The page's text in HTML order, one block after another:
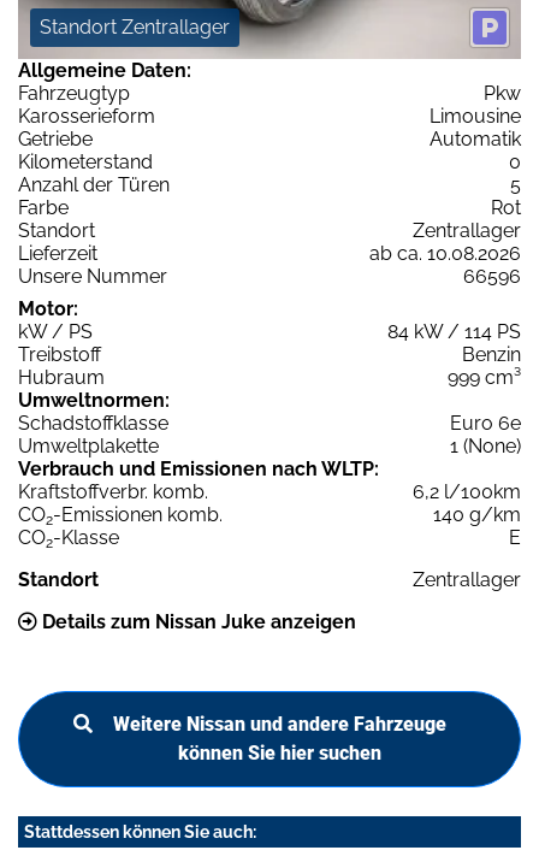
Standort Zentrallager
Allgemeine Daten:
Fahrzeugtyp
Pkw
Karosserieform
Limousine
Getriebe
Automatik
Kilometerstand
0
Anzahl der Türen
5
Farbe
Rot
Standort
Zentrallager
Lieferzeit
ab ca. 10.08.2026
Unsere Nummer
66596
Motor:
kW / PS
84 kW / 114 PS
Treibstoff
Benzin
Hubraum
999 cm³
Umweltnormen:
Schadstoffklasse
Euro 6e
Umweltplakette
1 (None)
Verbrauch und Emissionen nach WLTP:
Kraftstoffverbr. komb.
6,2 l/100km
CO2-Emissionen komb.
140 g/km
CO2-Klasse
E
Standort
Zentrallager
Details zum Nissan Juke anzeigen
Weitere Nissan und andere Fahrzeuge
können Sie hier suchen
Stattdessen können Sie auch: